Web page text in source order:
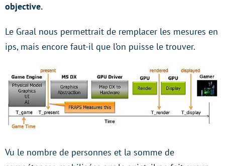
objective.
Le Graal nous permettrait de remplacer les mesures en
ips, mais encore faut-il que l’on puisse le trouver.
Vu le nombre de personnes et la somme de